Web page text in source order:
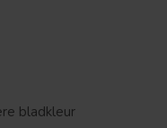
bladkleur